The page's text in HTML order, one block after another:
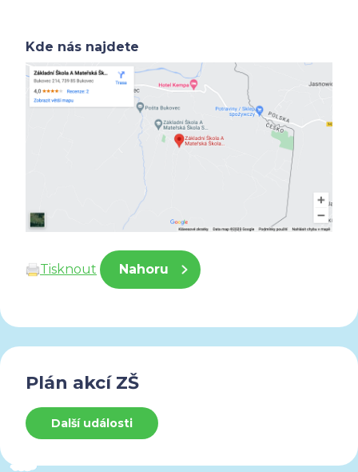
Kde nás najdete
Tisknout Nahoru
Plán akcí ZŠ
Další události